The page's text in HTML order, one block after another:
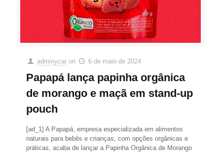
adminycar on 6 de maio de 2024
Papapá lança papinha orgânica
de morango e maçã em stand-up
pouch
[ad_1] A Papapá, empresa especializada em alimentos
naturais para bebês e crianças, com opções orgânicas e
práticas, acaba de lançar a Papinha Orgânica de Morango